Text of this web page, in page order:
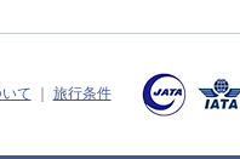
て 旅行条件